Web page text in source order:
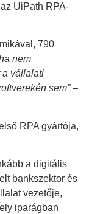
UiPath RPA-
790
nem
a vállalati
sem”–
RPA gyártója,
a digitális
bankszektor és
vezetője,
iparágban